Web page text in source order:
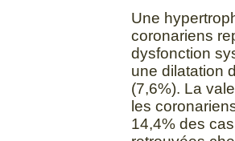
Une
coronariens
dysfonction
une dilatation
(7,6%). La
les
14,4% des